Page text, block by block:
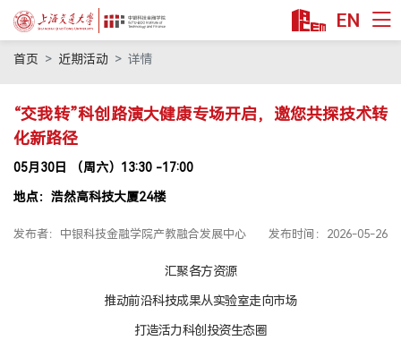
技术转移硕士MTT
科技金融MBA
金融硕士MF
金融本科双学位
公益项目
EN
首页 近期活动 详情
“交我转”科创路演大健康专场开启，邀您共探技术转
化新路径
05月30日 （周六）13:30 -17:00
地点：浩然高科技大厦24楼
发布者：中银科技金融学院产教融合发展中心 发布时间：2026-05-26
汇聚各方资源
推动前沿科技成果从实验室走向市场
打造活力科创投资生态圈